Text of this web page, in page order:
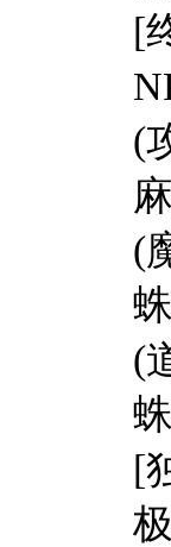
[
(
(
(
[